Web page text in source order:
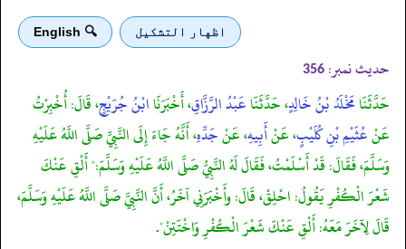
اظهار التشكيل 🔍 English
حدیث نمبر: 356
حَدَّثَنَامَخْلَدُ بْنُ خَالِدٍ، حَدَّثَنَاعَبْدُ الرَّزَّاقِ، أَخْبَرَنَاابْنُ جُرَيْجٍ، قَالَ: أُخْبِرْتُ
عَنْعُثَيْمِ بْنِ كُلَيْبٍ، عَنْأَبِيهِ، عَنْجَدِّهِ، أَنَّهُ جَاءَ إِلَى النَّبِيِّ صَلَّى اللَّهُ عَلَيْهِ
وَسَلَّمَ، فَقَالَ: قَدْ أَسْلَمْتُ، فَقَالَ لَهُ النَّبِيُّ صَلَّى اللَّهُ عَلَيْهِ وَسَلَّمَ:" أَلْقِ عَنْكَ
شَعْرَ الْكُفْرِ يَقُولُ: احْلِقْ، قَالَ: وأَخْبَرَنِي آخَرُ، أَنَّ النَّبِيَّ صَلَّى اللَّهُ عَلَيْهِ وَسَلَّمَ،
قَالَ لِآخَرَ مَعَهُ: أَلْقِ عَنْكَ شَعْرَ الْكُفْرِ وَاخْتَتِنْ".